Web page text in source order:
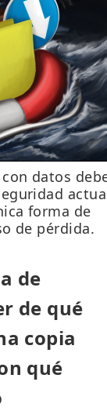
datos
forma de
de pérdida.
de
de qué
copia
qué